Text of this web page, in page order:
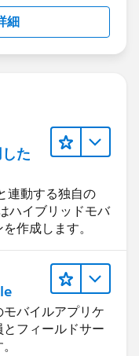
細
た
連動する独自の
ハイブリッドモバ
作成します。
バイルアプリケ
フィールドサー